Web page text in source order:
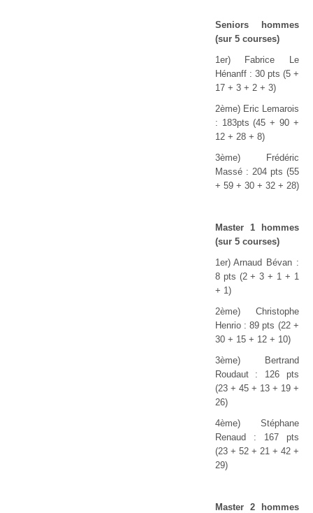
Seniors hommes
(sur 5 courses)
1er) Fabrice Le
Hénanff : 30 pts (5 +
17 + 3 + 2 + 3)
2ème) Eric Lemarois
: 183pts (45 + 90 +
12 + 28 + 8)
3ème) Frédéric
Massé : 204 pts (55
+ 59 + 30 + 32 + 28)
Master 1 hommes
(sur 5 courses)
1er) Arnaud Bévan :
8 pts (2 + 3 + 1 + 1
+ 1)
2ème) Christophe
Henrio : 89 pts (22 +
30 + 15 + 12 + 10)
3ème) Bertrand
Roudaut : 126 pts
(23 + 45 + 13 + 19 +
26)
4ème) Stéphane
Renaud : 167 pts
(23 + 52 + 21 + 42 +
29)
Master 2 hommes